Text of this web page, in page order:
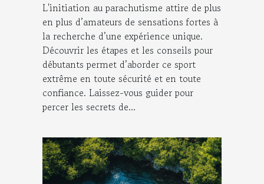
L'initiation au parachutisme attire de plus
en plus d’amateurs de sensations fortes à
la recherche d’une expérience unique.
Découvrir les étapes et les conseils pour
débutants permet d’aborder ce sport
extrême en toute sécurité et en toute
confiance. Laissez-vous guider pour
percer les secrets de...